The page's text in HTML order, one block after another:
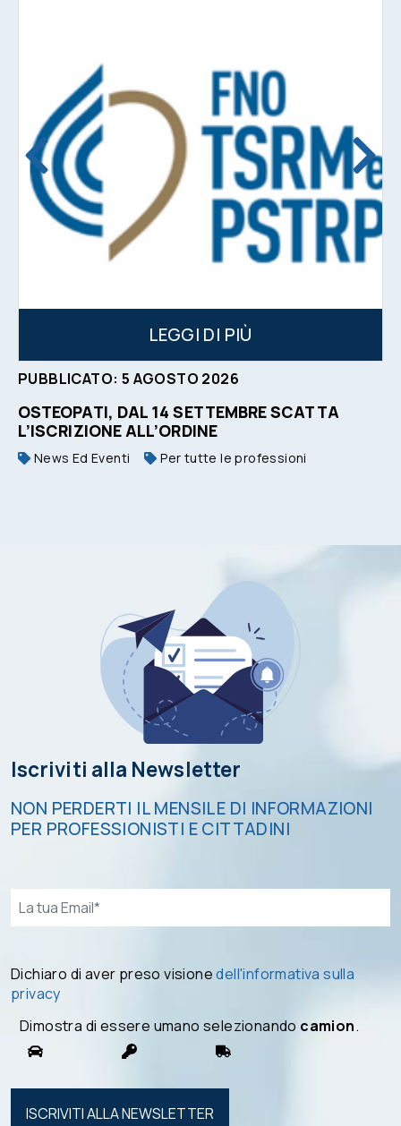
LEGGI DI PIÙ
PUBBLICATO: 5 AGOSTO 2026
OSTEOPATI, DAL 14 SETTEMBRE SCATTA
L’ISCRIZIONE ALL’ORDINE
News Ed Eventi Per tutte le professioni
Iscriviti alla Newsletter
NON PERDERTI IL MENSILE DI INFORMAZIONI
PER PROFESSIONISTI E CITTADINI
Email*
Dichiaro di aver preso visionedell'informativa sulla
privacy
Dimostra di essere umano selezionando camion.
Si prega di
lasciare